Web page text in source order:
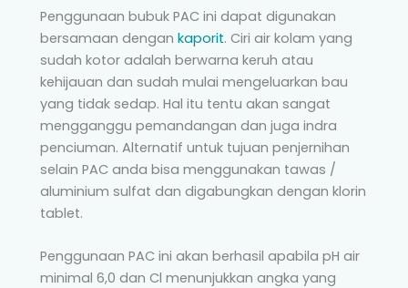
Penggunaan bubuk PAC ini dapat digunakan
bersamaan dengan kaporit. Ciri air kolam yang
sudah kotor adalah berwarna keruh atau
kehijauan dan sudah mulai mengeluarkan bau
yang tidak sedap. Hal itu tentu akan sangat
mengganggu pemandangan dan juga indra
penciuman. Alternatif untuk tujuan penjernihan
selain PAC anda bisa menggunakan tawas /
aluminium sulfat dan digabungkan dengan klorin
tablet.
Penggunaan PAC ini akan berhasil apabila pH air
minimal 6,0 dan Cl menunjukkan angka yang